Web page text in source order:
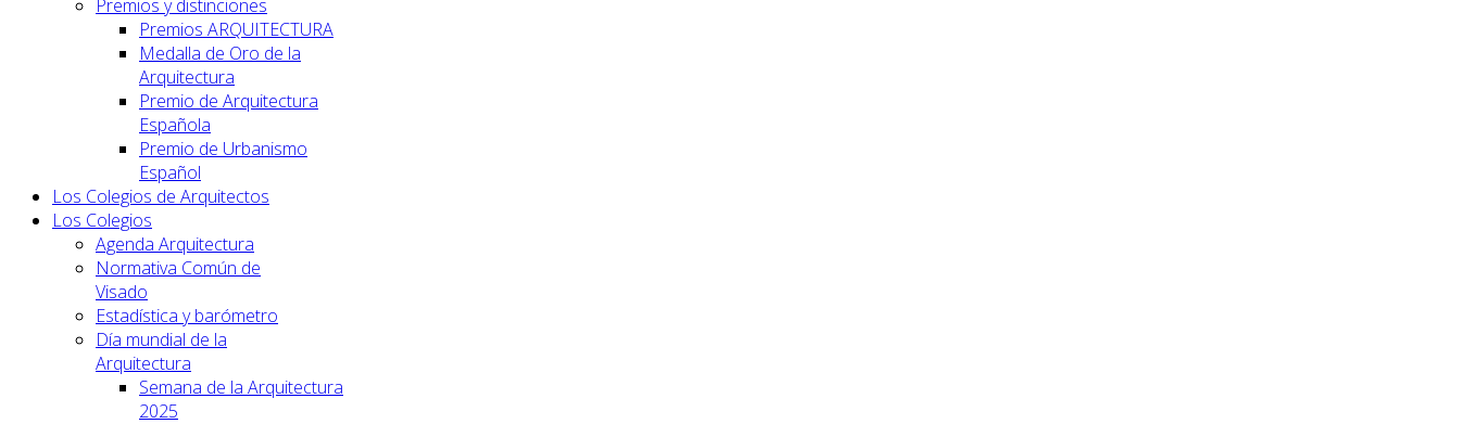
Premios y distinciones
Premios ARQUITECTURA
Medalla de Oro de la
Arquitectura
Premio de Arquitectura
Española
Premio de Urbanismo
Español
Los Colegios de Arquitectos
Los Colegios
Agenda Arquitectura
Normativa Común de
Visado
Estadística y barómetro
Día mundial de la
Arquitectura
Semana de la Arquitectura
2025